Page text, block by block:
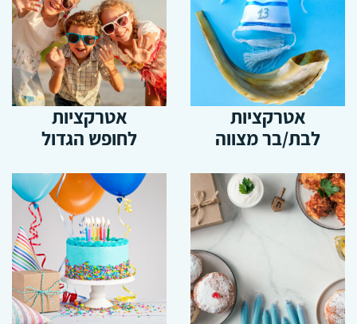
אטרקציות
לבת/בר מצווה
אטרקציות
לחופש הגדול